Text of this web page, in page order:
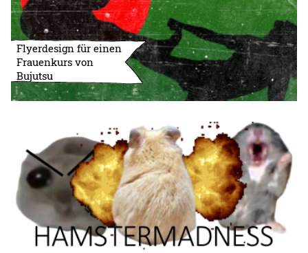
Flyerdesign für einen
Frauenkurs von
Bujutsu